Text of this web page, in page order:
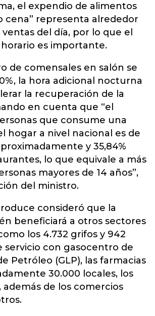
el expendio de alimentos
cena” representa alrededor
ventas del día, por lo que el
es importante.
de comensales en salón se
la hora adicional nocturna
la recuperación de la
en cuenta que “el
que consume una
hogar a nivel nacional es de
y 35,84%
lo que equivale a más
mayores de 14 años”,
del ministro.
consideró que la
beneficiará a otros sectores
los 4.732 grifos y 942
servicio con gasocentro de
Petróleo (GLP), las farmacias
30.000 locales, los
además de los comercios